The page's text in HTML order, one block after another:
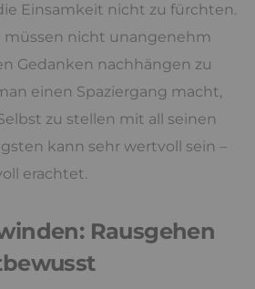
Einsamkeit nicht zu fürchten.
müssen nicht unangenehm
Gedanken nachhängen zu
einen Spaziergang macht,
zu stellen mit all seinen
kann sehr wertvoll sein –
erachtet.
Rausgehen